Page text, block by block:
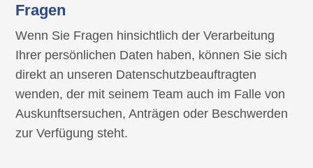
Fragen
Wenn Sie Fragen hinsichtlich der Verarbeitung
Ihrer persönlichen Daten haben, können Sie sich
direkt an unseren Datenschutzbeauftragten
wenden, der mit seinem Team auch im Falle von
Auskunftsersuchen, Anträgen oder Beschwerden
zur Verfügung steht.